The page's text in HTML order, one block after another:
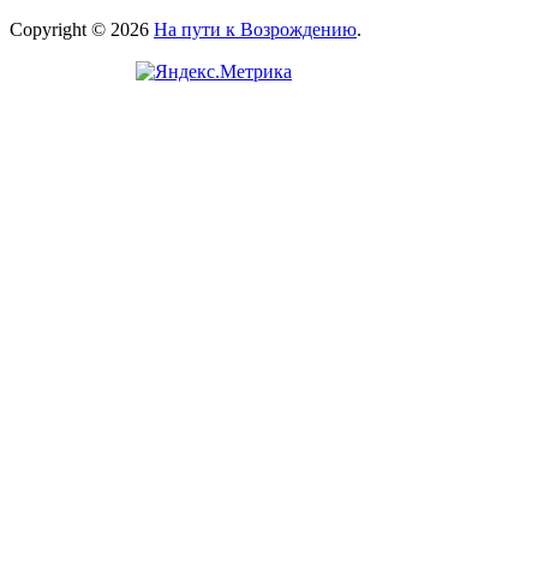
Copyright © 2026 На пути к Возрождению.